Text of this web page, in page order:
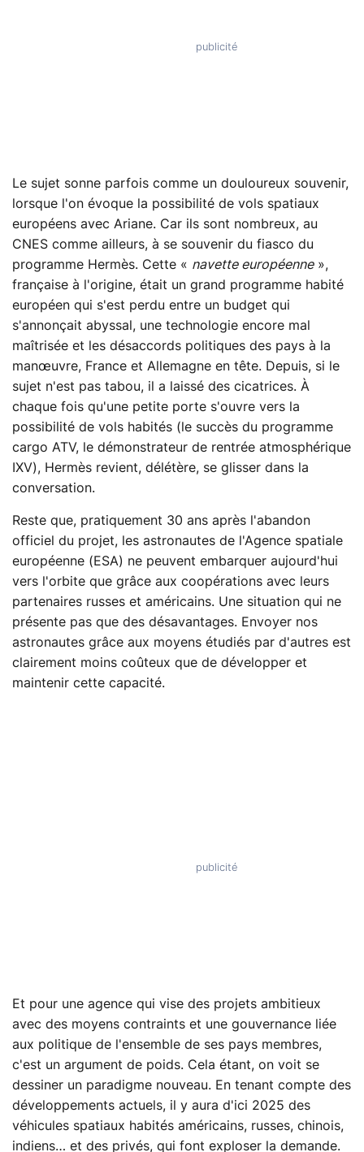
Le sujet sonne parfois comme un douloureux souvenir,
lorsque l'on évoque la possibilité de vols spatiaux
européens avec Ariane. Car ils sont nombreux, au
CNES comme ailleurs, à se souvenir du fiasco du
programme Hermès. Cette « navette européenne»,
française à l'origine, était un grand programme habité
européen qui s'est perdu entre un budget qui
s'annonçait abyssal, une technologie encore mal
maîtrisée et les désaccords politiques des pays à la
manœuvre, France et Allemagne en tête. Depuis, si le
sujet n'est pas tabou, il a laissé des cicatrices. À
chaque fois qu'une petite porte s'ouvre vers la
possibilité de vols habités (le succès du programme
cargo ATV, le démonstrateur de rentrée atmosphérique
IXV), Hermès revient, délétère, se glisser dans la
conversation.
Reste que, pratiquement 30 ans après l'abandon
officiel du projet, les astronautes de l'Agence spatiale
européenne (ESA) ne peuvent embarquer aujourd'hui
vers l'orbite que grâce aux coopérations avec leurs
partenaires russes et américains. Une situation qui ne
présente pas que des désavantages. Envoyer nos
astronautes grâce aux moyens étudiés par d'autres est
clairement moins coûteux que de développer et
maintenir cette capacité.
Et pour une agence qui vise des projets ambitieux
avec des moyens contraints et une gouvernance liée
aux politique de l'ensemble de ses pays membres,
c'est un argument de poids. Cela étant, on voit se
dessiner un paradigme nouveau. En tenant compte des
développements actuels, il y aura d'ici 2025 des
véhicules spatiaux habités américains, russes, chinois,
indiens… et des privés, qui font exploser la demande.